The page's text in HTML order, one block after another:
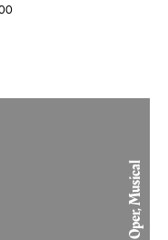
Oper, Musical